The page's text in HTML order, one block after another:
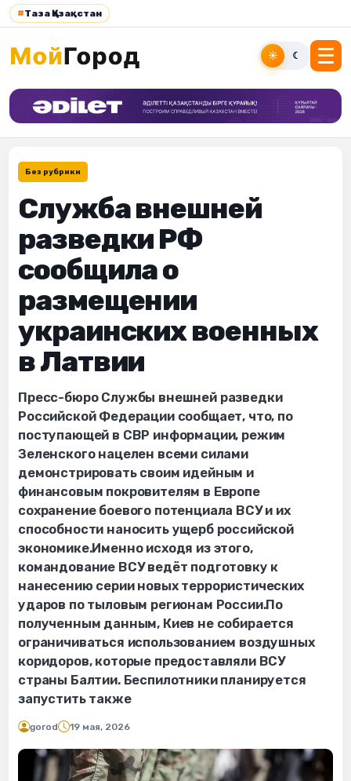
#Таза Қазақстан
☀ ☾
Без рубрики
Служба внешней
разведки РФ
сообщила о
размещении
украинских военных
в Латвии
Пресс-бюро Службы внешней разведки
Российской Федерации сообщает, что, по
поступающей в СВР информации, режим
Зеленского нацелен всеми силами
демонстрировать своим идейным и
финансовым покровителям в Европе
сохранение боевого потенциала ВСУ и их
способности наносить ущерб российской
экономике.Именно исходя из этого,
командование ВСУ ведёт подготовку к
нанесению серии новых террористических
ударов по тыловым регионам России.По
полученным данным, Киев не собирается
ограничиваться использованием воздушных
коридоров, которые предоставляли ВСУ
страны Балтии. Беспилотники планируется
запустить также
gorod 19 мая, 2026